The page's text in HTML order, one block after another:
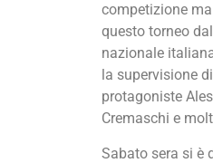
competizione
questo torneo
nazionale
la supervisione
protagoniste
Cremaschi e
Sabato sera si è